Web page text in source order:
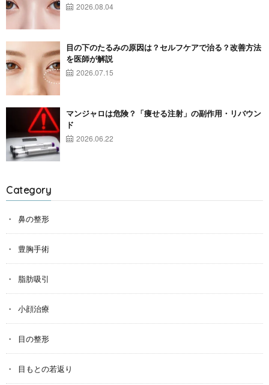
2026.08.04
目の下のたるみの原因は？セルフケアで治る？改善方法
を医師が解説
2026.07.15
マンジャロは危険？「痩せる注射」の副作用・リバウン
ド
2026.06.22
Category
鼻の整形
豊胸手術
脂肪吸引
小顔治療
目の整形
目もとの若返り